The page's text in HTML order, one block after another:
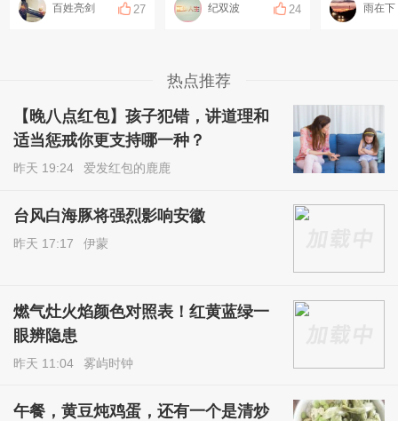
百姓亮剑 27 纪双波 24 雨在下
热点推荐
【晚八点红包】孩子犯错，讲道理和
适当惩戒你更支持哪一种？
昨天 19:24 爱发红包的鹿鹿
台风白海豚将强烈影响安徽
昨天 17:17 伊蒙
燃气灶火焰颜色对照表！红黄蓝绿一
眼辨隐患
昨天 11:04 雾屿时钟
午餐，黄豆炖鸡蛋，还有一个是清炒